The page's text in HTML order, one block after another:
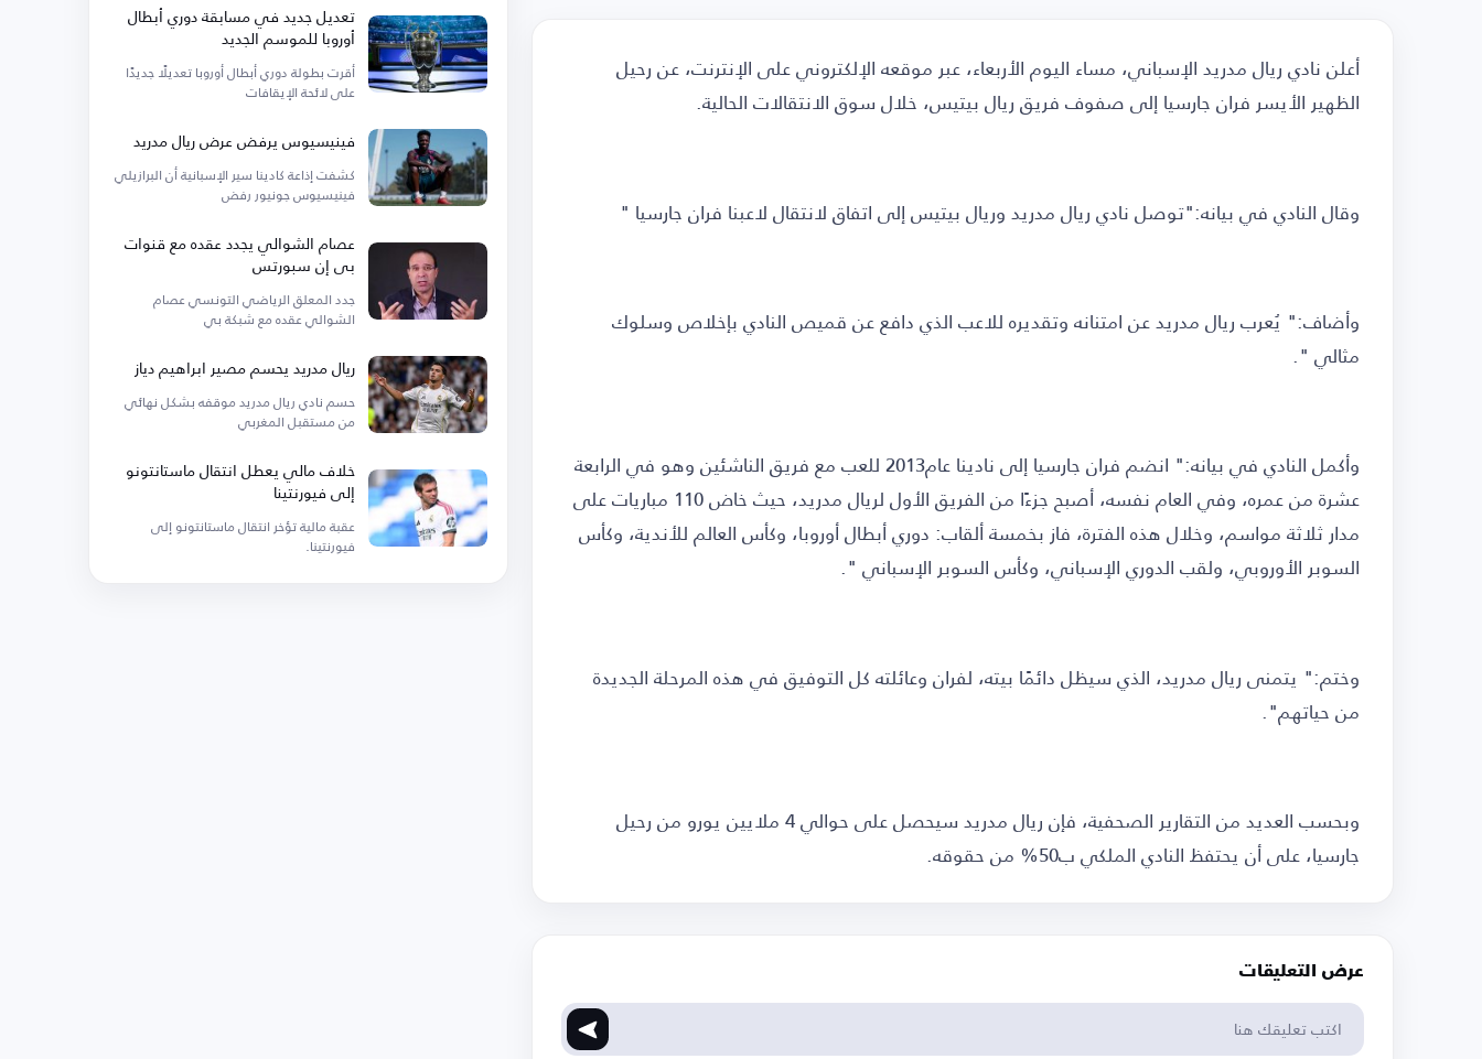
أعلن نادي ريال مدريد الإسباني، مساء اليوم الأربعاء، عبر موقعه الإلكتروني على الإنترنت، عن رحيل
الظهير الأيسر فران جارسيا إلى صفوف فريق ريال بيتيس، خلال سوق الانتقالات الحالية.
وقال النادي في بيانه:"توصل نادي ريال مدريد وريال بيتيس إلى اتفاق لانتقال لاعبنا فران جارسيا "
وأضاف:" يُعرب ريال مدريد عن امتنانه وتقديره للاعب الذي دافع عن قميص النادي بإخلاص وسلوك
مثالي ".
وأكمل النادي في بيانه:" انضم فران جارسيا إلى نادينا عام2013 للعب مع فريق الناشئين وهو في الرابعة
عشرة من عمره، وفي العام نفسه، أصبح جزءًا من الفريق الأول لريال مدريد، حيث خاض 110 مباريات على
مدار ثلاثة مواسم، وخلال هذه الفترة، فاز بخمسة ألقاب: دوري أبطال أوروبا، وكأس العالم للأندية، وكأس
السوبر الأوروبي، ولقب الدوري الإسباني، وكأس السوبر الإسباني ".
وختم:" يتمنى ريال مدريد، الذي سيظل دائمًا بيته، لفران وعائلته كل التوفيق في هذه المرحلة الجديدة
من حياتهم".
وبحسب العديد من التقارير الصحفية، فإن ريال مدريد سيحصل على حوالي 4 ملايين يورو من رحيل
جارسيا، على أن يحتفظ النادي الملكي ب50% من حقوقه.
عرض التعليقات
تعديل جديد في مسابقة دوري أبطال
أوروبا للموسم الجديد
أقرت بطولة دوري أبطال أوروبا تعديلًا جديدًا
على لائحة الإيقافات
فينيسيوس يرفض عرض ريال مدريد
كشفت إذاعة كادينا سير الإسبانية أن البرازيلي
فينيسيوس جونيور رفض
عصام الشوالي يجدد عقده مع قنوات
بي إن سبورتس
جدد المعلق الرياضي التونسي عصام
الشوالي عقده مع شبكة بي
ريال مدريد يحسم مصير ابراهيم دياز
حسم نادي ريال مدريد موقفه بشكل نهائي
من مستقبل المغربي
خلاف مالي يعطل انتقال ماستانتونو
إلى فيورنتينا
عقبة مالية تؤخر انتقال ماستانتونو إلى
فيورنتينا.